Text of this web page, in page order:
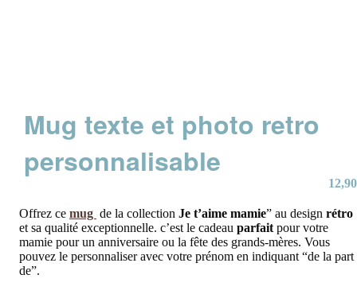
Mug texte et photo retro
personnalisable
12,90
Offrez ce mug de la collection Je t’aime mamie” au design rétro
et sa qualité exceptionnelle. c’est le cadeau parfait pour votre
mamie pour un anniversaire ou la fête des grands-mères. Vous
pouvez le personnaliser avec votre prénom en indiquant “de la part
de”.